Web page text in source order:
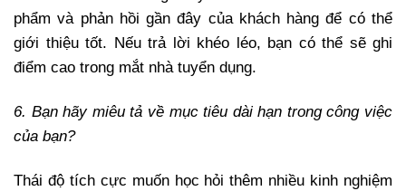
phẩm và phản hồi gần đây của khách hàng để có thể
giới thiệu tốt. Nếu trả lời khéo léo, bạn có thể sẽ ghi
điểm cao trong mắt nhà tuyển dụng.
6. Bạn hãy miêu tả về mục tiêu dài hạn trong công việc
của bạn?
Thái độ tích cực muốn học hỏi thêm nhiều kinh nghiệm